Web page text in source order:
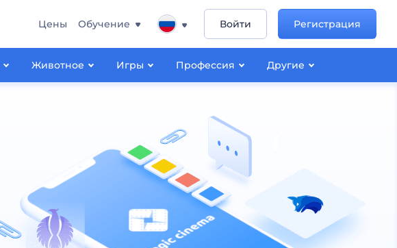
Животное Игры Профессия Другие
Цены Обучение Войти Регистрация